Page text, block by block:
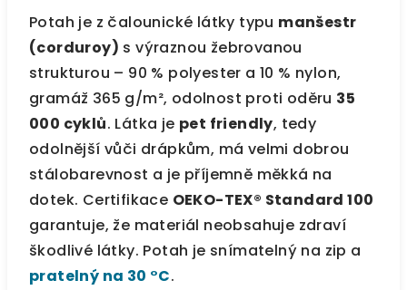
Potah je z čalounické látky typu manšestr
(corduroy) s výraznou žebrovanou
strukturou – 90 % polyester a 10 % nylon,
gramáž 365 g/m², odolnost proti oděru 35
000 cyklů. Látka je pet friendly, tedy
odolnější vůči drápkům, má velmi dobrou
stálobarevnost a je příjemně měkká na
dotek. Certifikace OEKO-TEX® Standard 100
garantuje, že materiál neobsahuje zdraví
škodlivé látky. Potah je snímatelný na zip a
pratelný na 30 °C.